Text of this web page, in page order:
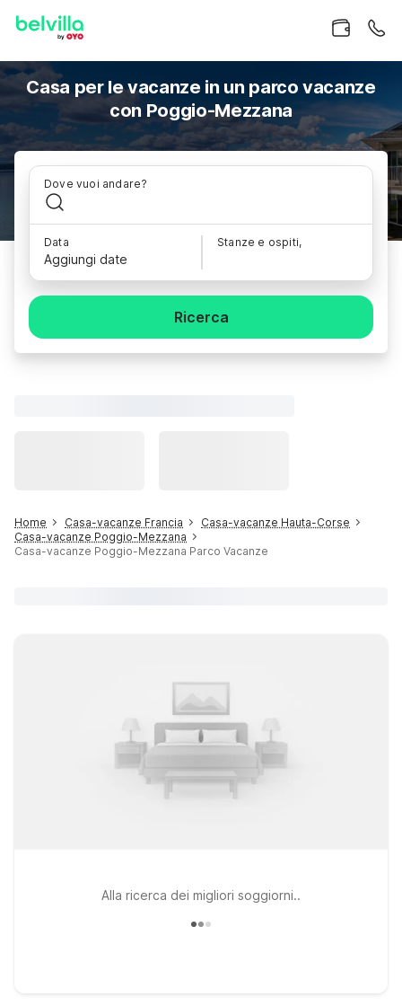
Casa per le vacanze in un parco vacanze
con Poggio-Mezzana
Dove vuoi andare?
Data
Aggiungi date
Stanze e ospiti,
Ricerca
Home Casa-vacanze Francia
Casa-vacanze Hauta-Corse
Casa-vacanze Poggio-Mezzana
Casa-vacanze Poggio-Mezzana Parco Vacanze
Alla ricerca dei migliori soggiorni..